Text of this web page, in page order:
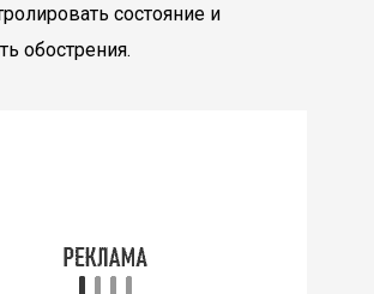
состояние и
обострения.